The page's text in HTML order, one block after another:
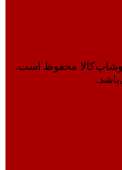
نیوشاپ‌کالا محفوظ است.